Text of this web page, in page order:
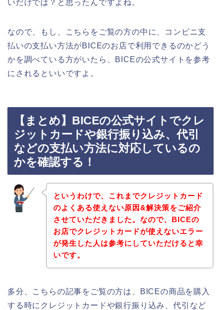
いだけでは？と思ったんですよね。
なので、もし、こちらをご覧の方の中に、コンビニ支
払いの支払い方法がBICEのお店で利用できるのかどう
かを調べている方がいたら、BICEの公式サイトを参考
にされるといいですよ。
【まとめ】BICEの公式サイトでクレ
ジットカードや銀行振り込み、代引
などの支払い方法に対応しているの
かを確認する！
というわけで、これまでクレジットカード
のよくある使えない原因&解決策をご紹介
させていただきました。なので、BICEの
お店でクレジットカードが使えないエラー
が発生した人は参考にしていただけると幸
いです。
多分、こちらの記事をご覧の方は、BICEの商品を購入
する時にクレジットカードや銀行振り込み、代引など